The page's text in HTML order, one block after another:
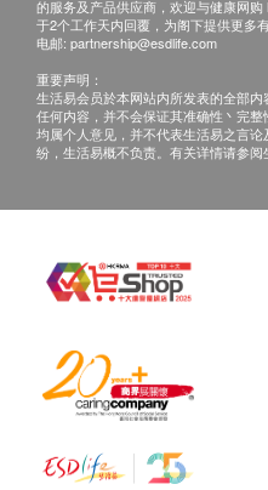
的服务及产品供应商，欢迎与健康网
于2个工作天内回覆，为阁下提供更多有
电邮: partnership@esdlife.com
重要声明：
生活易会员於本网站内所发表的全部
任何内容，并不会保证其准确性丶完
均属个人意见，并不代表生活易之言
纷，生活易概不负责。有关详情请参阅